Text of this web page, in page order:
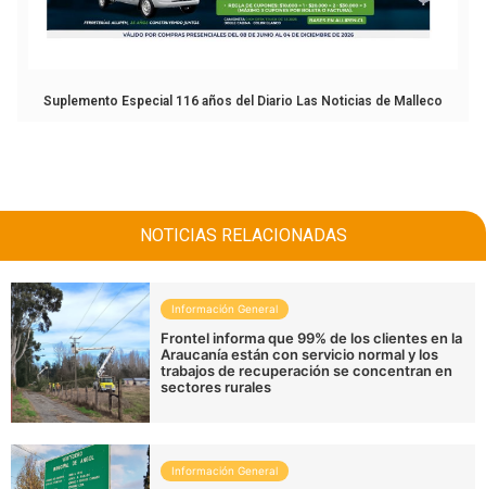
Suplemento Especial 116 años del Diario Las Noticias de Malleco
NOTICIAS RELACIONADAS
Información General
Frontel informa que 99% de los clientes en la
Araucanía están con servicio normal y los
trabajos de recuperación se concentran en
sectores rurales
Información General